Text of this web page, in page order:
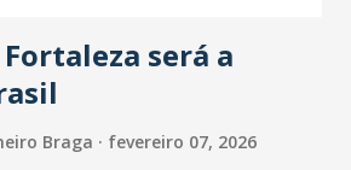
a pesquisa, 44% dos n...
será a
Braga fevereiro 07, 2026